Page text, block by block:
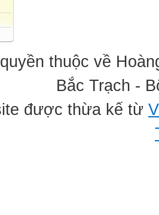
thuộc về
Bắc Trạch -
được thừa kế từ